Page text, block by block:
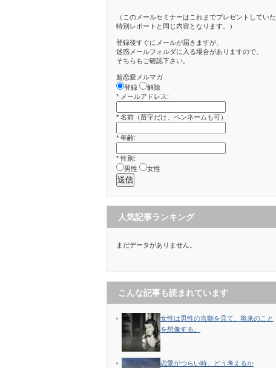
（このメールセミナーはこれまでプレゼントしていた
特別レポートと同じ内容となります。）
登録後すぐにメールが届きますが、
迷惑メールフォルダに入る場合がありますので、
そちらもご確認下さい。
超恋愛メルマガ
登録
解除
* メールアドレス:
* 名前（苗字だけ、ペンネームも可）:
* 年齢:
* 性別:
男性
女性
人気記事ランキング
まだデータがありません。
こんな記事も読まれています
女性は男性の言動を見て、将来のこと
を想像する。
恋愛がつらい時、どう考えるか